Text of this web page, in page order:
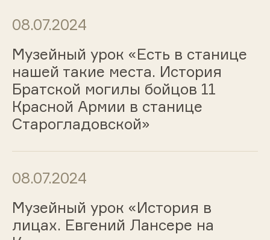
08.07.2024
Музейный урок «Есть в станице
нашей такие места. История
Братской могилы бойцов 11
Красной Армии в станице
Старогладовской»
08.07.2024
Музейный урок «История в
лицах. Евгений Лансере на